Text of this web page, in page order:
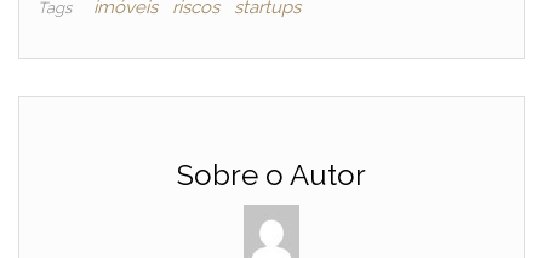
Tags imóveis riscos startups
Sobre o Autor